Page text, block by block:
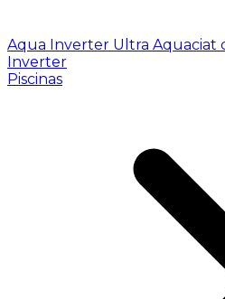
Aqua Inverter Ultra Aquaciat
Inverter
Piscinas